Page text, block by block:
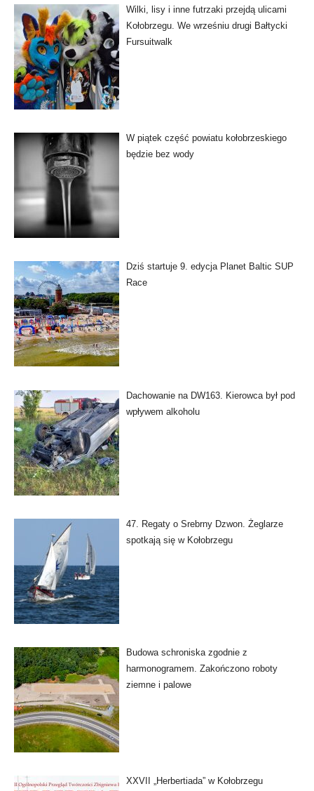
Wilki, lisy i inne futrzaki przejdą ulicami
Kołobrzegu. We wrześniu drugi Bałtycki
Fursuitwalk
W piątek część powiatu kołobrzeskiego
będzie bez wody
Dziś startuje 9. edycja Planet Baltic SUP
Race
Dachowanie na DW163. Kierowca był pod
wpływem alkoholu
47. Regaty o Srebrny Dzwon. Żeglarze
spotkają się w Kołobrzegu
Budowa schroniska zgodnie z
harmonogramem. Zakończono roboty
ziemne i palowe
XXVII „Herbertiada” w Kołobrzegu